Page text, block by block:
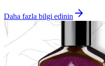
Daha fazla bilgi edinin